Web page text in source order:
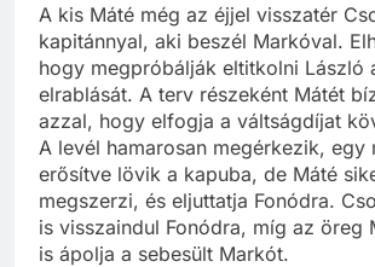
A kis Máté még az éjjel visszatér
kapitánnyal, aki beszél Markóval.
hogy megpróbálják eltitkolni László
elrablását. A terv részeként Mátét
azzal, hogy elfogja a váltságdíjat
A levél hamarosan megérkezik, egy
erősítve lövik a kapuba, de Máté
megszerzi, és eljuttatja Fonódra.
is visszaindul Fonódra, míg az öreg
is ápolja a sebesült Markót.